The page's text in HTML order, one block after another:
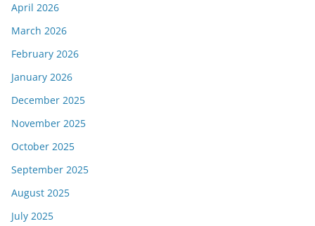
April 2026
March 2026
February 2026
January 2026
December 2025
November 2025
October 2025
September 2025
August 2025
July 2025